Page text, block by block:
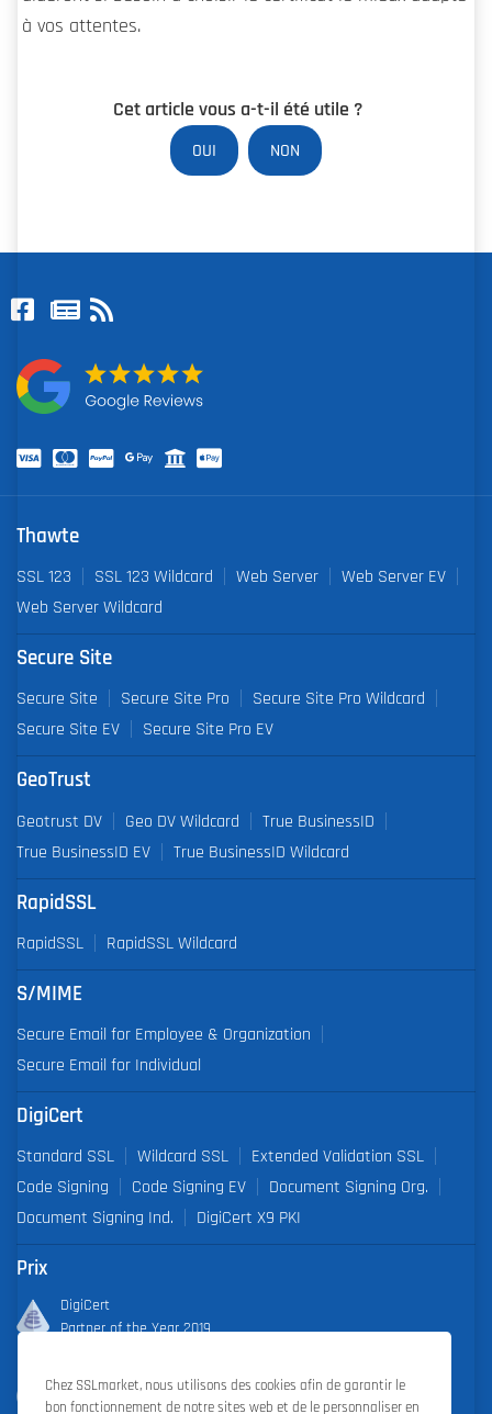
à vos attentes.
Cet article vous a-t-il été utile ?
OUI NON
Thawte
SSL 123 SSL 123 Wildcard Web Server
Web Server EV
Web Server Wildcard
Secure Site
Secure Site Secure Site Pro
Secure Site Pro Wildcard
Secure Site EV
Secure Site Pro EV
GeoTrust
Geotrust DV Geo DV Wildcard
True BusinessID
True BusinessID EV
True BusinessID Wildcard
RapidSSL
RapidSSL RapidSSL Wildcard
S/MIME
Secure Email for Employee & Organization
Secure Email for Individual
DigiCert
Standard SSL Wildcard SSL
Extended Validation SSL
Code Signing
Code Signing EV
Document Signing Org.
Document Signing Ind.
DigiCert X9 PKI
Prix
DigiCert
Partner of the Year 2019
Outstanding Sales Performance Award 2018, 2019, 2020, 2021,
2022
Chez SSLmarket, nous utilisons des cookies afin de garantir le
bon fonctionnement de notre sites web et de le personnaliser en